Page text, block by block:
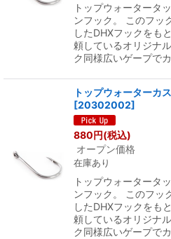
トップウォータータ
ンフック。 このフッ
したDHXフックをも
頼しているオリジナ
ク同様広いゲープで
トップウォーターカ
[20302002]
880円(税込)
オープン価格
在庫あり
トップウォータータ
ンフック。 このフッ
したDHXフックをも
頼しているオリジナ
ク同様広いゲープで